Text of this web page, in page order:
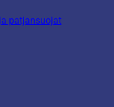
patjansuojat